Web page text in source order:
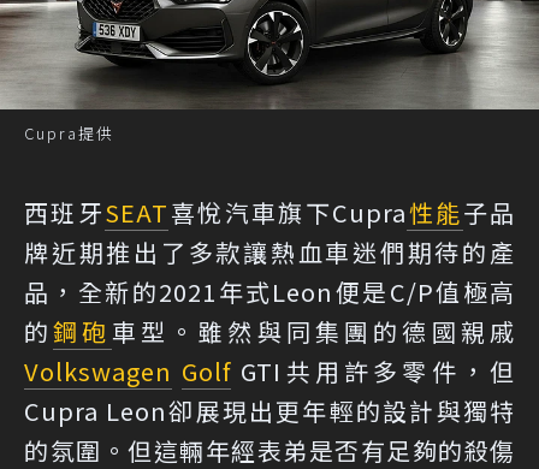
Cupra提供
西班牙SEAT喜悅汽車旗下Cupra性能子品
牌近期推出了多款讓熱血車迷們期待的產
品，全新的2021年式Leon便是C/P值極高
的鋼砲車型。雖然與同集團的德國親戚
Volkswagen Golf GTI共用許多零件，但
Cupra Leon卻展現出更年輕的設計與獨特
的氛圍。但這輛年經表弟是否有足夠的殺傷